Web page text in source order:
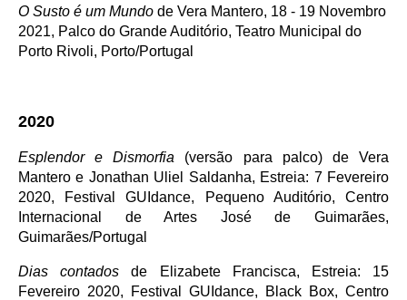
O Susto é um Mundo de Vera Mantero, 18 - 19 Novembro
2021, Palco do Grande Auditório, Teatro Municipal do
Porto Rivoli, Porto/Portugal
2020
Esplendor e Dismorfia (versão para palco) de Vera
Mantero e Jonathan Uliel Saldanha, Estreia: 7 Fevereiro
2020, Festival GUIdance, Pequeno Auditório, Centro
Internacional de Artes José de Guimarães,
Guimarães/Portugal
Dias contadosde Elizabete Francisca,
Estreia: 15
Fevereiro 2020, Festival GUIdance, Black Box, Centro